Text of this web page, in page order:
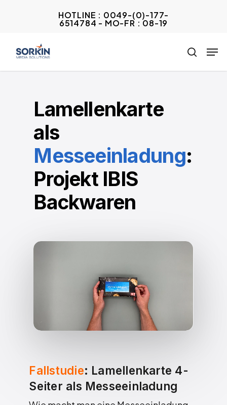
content
HOTLINE : 0049-(0)-177-
6514784 - MO-FR : 08-19
search
Lamellenkarte
als
Messeeinladung:
Projekt IBIS
Backwaren
Fallstudie: Lamellenkarte 4-
Seiter als Messeeinladung
Menu